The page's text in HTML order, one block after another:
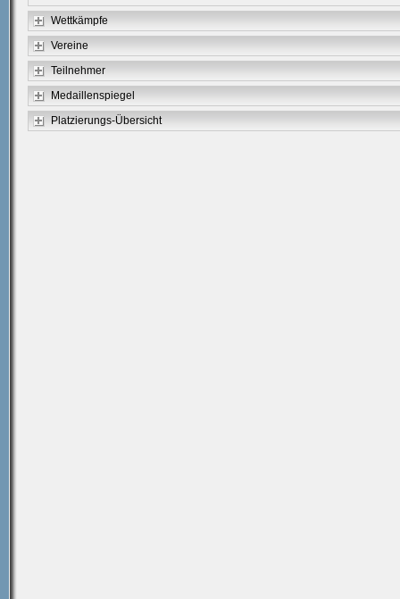
Wettkämpfe
Vereine
Teilnehmer
Medaillenspiegel
Platzierungs-Übersicht